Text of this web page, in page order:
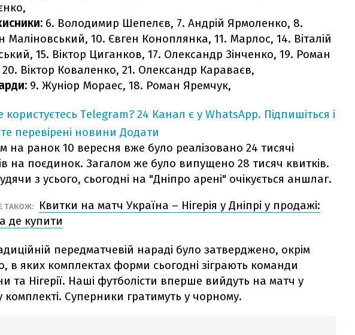
6. Володимир Шепелєв, 7. Андрій Ярмоленко, 8.
Маліновський, 10. Євген Коноплянка, 11. Марлос, 14. Віталій
15. Віктор Циганков, 17. Олександр Зінченко, 19. Роман
20. Віктор Коваленко, 21. Олександр Караваєв,
9. Жуніор Мораес, 18. Роман Яремчук,
користуєтесь Telegram? 24 Канал є у WhatsApp. Підпишіться і
перевірені новини Додати
на ранок 10 вересня вже було реалізовано 24 тисячі
на поєдинок. Загалом же було випущено 28 тисяч квитків.
з усього, сьогодні на "Дніпро арені" очікується аншлаг.
ТАКОЖ:
Квитки на матч Україна – Нігерія у Дніпрі у продажі:
де купити
передматчевій нараді було затверджено, окрім
в яких комплектах форми сьогодні зіграють команди
та Нігерії. Наші футболісти вперше вийдуть на матч у
комплекті. Суперники гратимуть у чорному.